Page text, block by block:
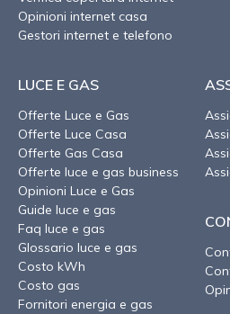
Opinioni internet casa
Gestori internet e telefono
LUCE E GAS
Offerte Luce e Gas
Offerte Luce Casa
Offerte Gas Casa
Offerte luce e gas business
Opinioni Luce e Gas
Guide luce e gas
Faq luce e gas
Glossario luce e gas
Costo kWh
Costo gas
Fornitori energia e gas